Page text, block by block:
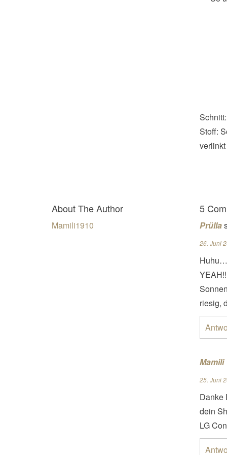
Stoff:
About The Author
Mamili1910
5
Prülla
26. Juni
riesig,
Mamili
25. Juni
Danke
dein
LG